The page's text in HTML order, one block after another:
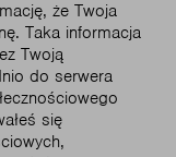
że Twoja
Taka informacja
Twoją
do serwera
się